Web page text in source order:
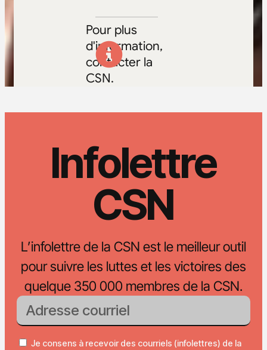
Pour plus
d'information,
contacter la
CSN.
Infolettre
CSN
L’infolettre de la CSN est le meilleur outil
pour suivre les luttes et les victoires des
quelque 350 000 membres de la CSN.
Je consens à recevoir des courriels (infolettres) de la